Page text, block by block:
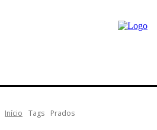
Início Tags Prados